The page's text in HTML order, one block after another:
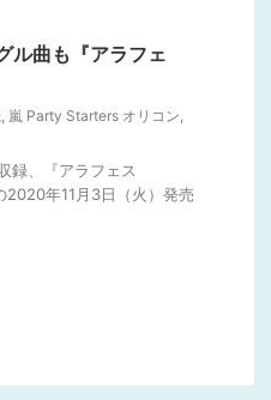
ル曲も『アラフェ
, 嵐 Party Starters オリコン,
録、『アラフェス
年11月3日（火）発売